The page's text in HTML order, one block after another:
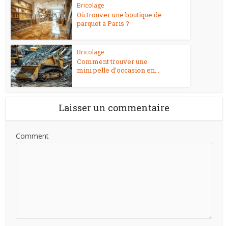
Bricolage
Où trouver une boutique de
parquet à Paris ?
Bricolage
Comment trouver une
mini pelle d’occasion en...
Laisser un commentaire
Comment